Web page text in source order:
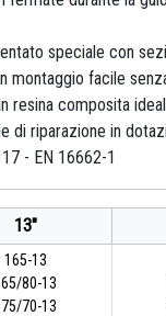
speciale con
montaggio facile
resina composita
di riparazione in
- EN 16662-1
13"
165-13
80-13
70-13